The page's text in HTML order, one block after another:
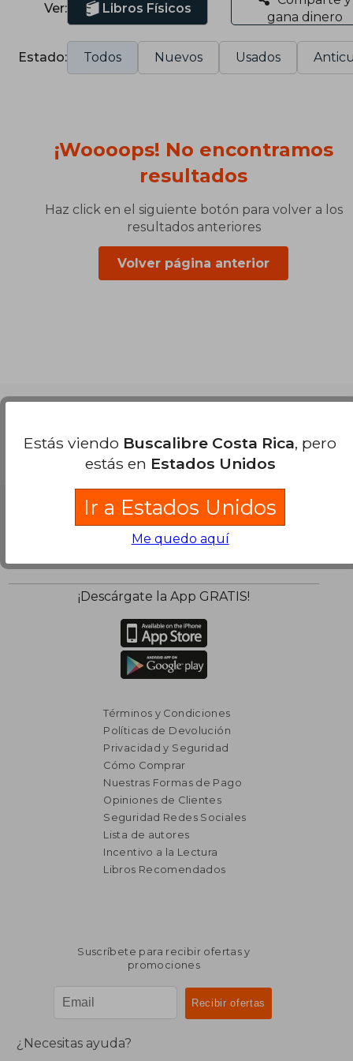
Ver: Libros Físicos
gana dinero
Estado: Todos Nuevos Usados
¡Woooops! No encontramos
resultados
Haz click en el siguiente botón para volver a los
resultados anteriores
Volver página anterior
¡Descárgate la App GRATIS!
Términos y Condiciones
Políticas de Devolución
Privacidad y Seguridad
Cómo Comprar
Nuestras Formas de Pago
Opiniones de Clientes
Seguridad Redes Sociales
Lista de autores
Incentivo a la Lectura
Libros Recomendados
Suscríbete para recibir ofertas y
promociones
¿Necesitas ayuda?
Estás viendo Buscalibre Costa Rica, pero
estás en Estados Unidos
Ir a Estados Unidos
Me quedo aquí